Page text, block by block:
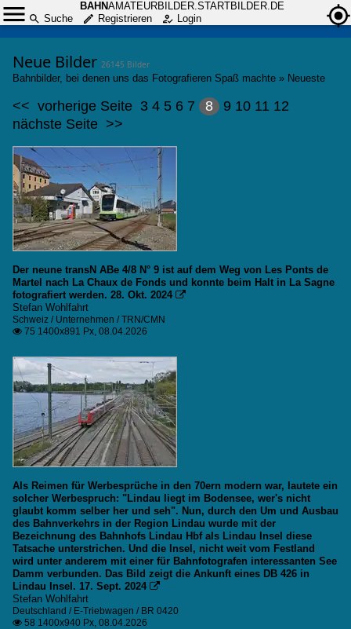
BAHNAMATEURBILDER.STARTBILDER.DE
Suche
Registrieren Login
Neue Bilder 26145 Bilder
Bahnbilder, bei denen uns das Fotografieren Spaß machte » Neueste
<< vorherige Seite 3 4 5 6 7 8 9 10 11 12
nächste Seite >>
Der neune transN ABe 4/8 N° 9 ist auf dem Weg von Les Ponts de
Martel nach La Chaux de Fonds und konnte beim Halt in La Sagne
fotografiert werden. 28. Okt. 2024 
Stefan Wohlfahrt
Schweiz / Unternehmen / TRN/CMN
 75 1400x891 Px, 08.04.2026
Als Reimen für Werbesprüche in den 70ern modern war, lautete ein
solcher Werbespruch: "Lindau liegt im Bodensee, wer's nicht
glaubt komm selber her und seh". Nun, durch den Um und Ausbau
des Bahnverkehrs in der Region Lindau wurde mit der
Bezeichnung des Bahnhofs Lindau Hbf als Lindau Insel diese
Tatsache unterstrichen. Und die Insel, nicht weit vom Festland
wird unter anderem mit einer für Bahnfotografen interessanten See
Damm verbunden. Das Bild zeigt die Ankunft eines DB 426 in
Lindau Insel. 17. Sept. 2024 
Stefan Wohlfahrt
Deutschland / E-Triebwagen / BR 0420
 58 1400x940 Px, 08.04.2026